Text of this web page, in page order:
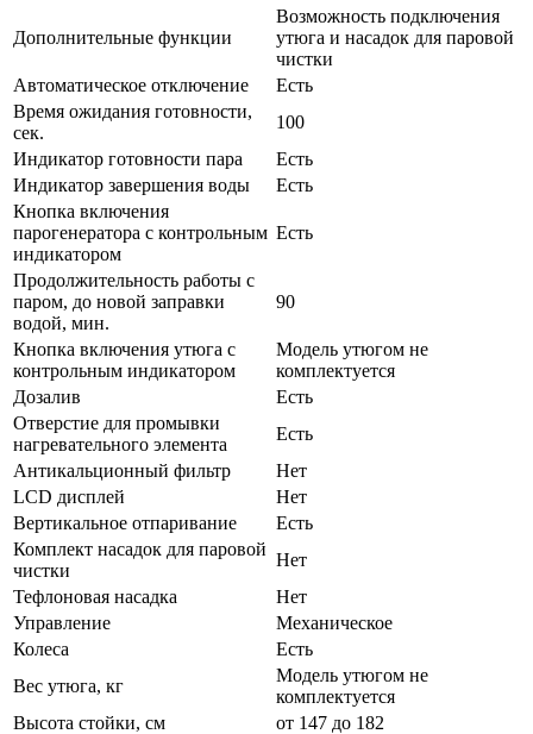
Дополнительные функции
Возможность подключения
утюга и насадок для паровой
чистки
Автоматическое отключение
Есть
Время ожидания готовности,
сек.
100
Индикатор готовности пара
Есть
Индикатор завершения воды
Есть
Кнопка включения
парогенератора с контрольным
индикатором
Есть
Продолжительность работы с
паром, до новой заправки
водой, мин.
90
Кнопка включения утюга с
контрольным индикатором
Модель утюгом не
комплектуется
Дозалив
Есть
Отверстие для промывки
нагревательного элемента
Есть
Антикальционный фильтр
Нет
LCD дисплей
Нет
Вертикальное отпаривание
Есть
Комплект насадок для паровой
чистки
Нет
Тефлоновая насадка
Нет
Управление
Механическое
Колеса
Есть
Вес утюга, кг
Модель утюгом не
комплектуется
Высота стойки, см
от 147 до 182